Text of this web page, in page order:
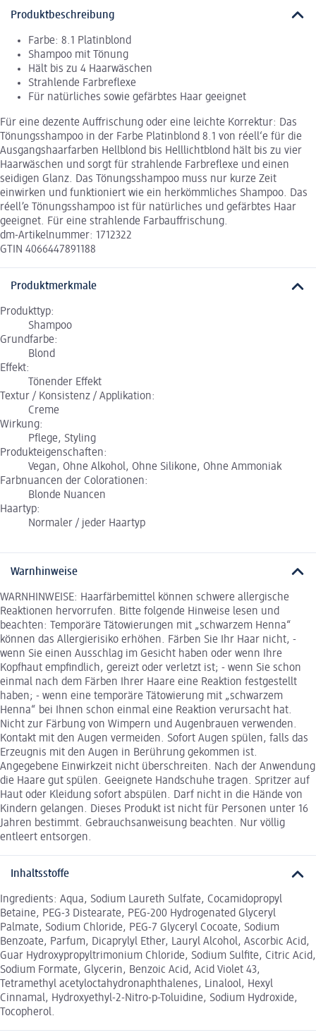
Produktbeschreibung
Farbe: 8.1 Platinblond
Shampoo mit Tönung
Hält bis zu 4 Haarwäschen
Strahlende Farbreflexe
Für natürliches sowie gefärbtes Haar geeignet
Für eine dezente Auffrischung oder eine leichte Korrektur: Das
Tönungsshampoo in der Farbe Platinblond 8.1 von réell‘e für die
Ausgangshaarfarben Hellblond bis Helllichtblond hält bis zu vier
Haarwäschen und sorgt für strahlende Farbreflexe und einen
seidigen Glanz. Das Tönungsshampoo muss nur kurze Zeit
einwirken und funktioniert wie ein herkömmliches Shampoo. Das
réell’e Tönungsshampoo ist für natürliches und gefärbtes Haar
geeignet. Für eine strahlende Farbauffrischung.
dm-Artikelnummer: 1712322
GTIN 4066447891188
Produktmerkmale
Produkttyp:
Shampoo
Grundfarbe:
Blond
Effekt:
Tönender Effekt
Textur / Konsistenz / Applikation:
Creme
Wirkung:
Pflege, Styling
Produkteigenschaften:
Vegan, Ohne Alkohol, Ohne Silikone, Ohne Ammoniak
Farbnuancen der Colorationen:
Blonde Nuancen
Haartyp:
Normaler / jeder Haartyp
Warnhinweise
WARNHINWEISE: Haarfärbemittel können schwere allergische
Reaktionen hervorrufen. Bitte folgende Hinweise lesen und
beachten: Temporäre Tätowierungen mit „schwarzem Henna“
können das Allergierisiko erhöhen. Färben Sie Ihr Haar nicht, -
wenn Sie einen Ausschlag im Gesicht haben oder wenn Ihre
Kopfhaut empfindlich, gereizt oder verletzt ist; - wenn Sie schon
einmal nach dem Färben Ihrer Haare eine Reaktion festgestellt
haben; - wenn eine temporäre Tätowierung mit „schwarzem
Henna“ bei Ihnen schon einmal eine Reaktion verursacht hat.
Nicht zur Färbung von Wimpern und Augenbrauen verwenden.
Kontakt mit den Augen vermeiden. Sofort Augen spülen, falls das
Erzeugnis mit den Augen in Berührung gekommen ist.
Angegebene Einwirkzeit nicht überschreiten. Nach der Anwendung
die Haare gut spülen. Geeignete Handschuhe tragen. Spritzer auf
Haut oder Kleidung sofort abspülen. Darf nicht in die Hände von
Kindern gelangen. Dieses Produkt ist nicht für Personen unter 16
Jahren bestimmt. Gebrauchsanweisung beachten. Nur völlig
entleert entsorgen.
Inhaltsstoffe
Ingredients: Aqua, Sodium Laureth Sulfate, Cocamidopropyl
Betaine, PEG-3 Distearate, PEG-200 Hydrogenated Glyceryl
Palmate, Sodium Chloride, PEG-7 Glyceryl Cocoate, Sodium
Benzoate, Parfum, Dicaprylyl Ether, Lauryl Alcohol, Ascorbic Acid,
Guar Hydroxypropyltrimonium Chloride, Sodium Sulfite, Citric Acid,
Sodium Formate, Glycerin, Benzoic Acid, Acid Violet 43,
Tetramethyl acetyloctahydronaphthalenes, Linalool, Hexyl
Cinnamal, Hydroxyethyl-2-Nitro-p-Toluidine, Sodium Hydroxide,
Tocopherol.